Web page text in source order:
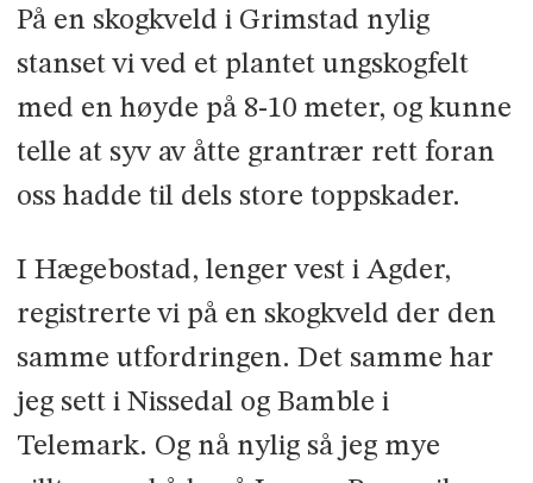
På en skogkveld i Grimstad nylig
stanset vi ved et plantet ungskogfelt
med en høyde på 8-10 meter, og kunne
telle at syv av åtte grantrær rett foran
oss hadde til dels store toppskader.
I Hægebostad, lenger vest i Agder,
registrerte vi på en skogkveld der den
samme utfordringen. Det samme har
jeg sett i Nissedal og Bamble i
Telemark. Og nå nylig så jeg mye